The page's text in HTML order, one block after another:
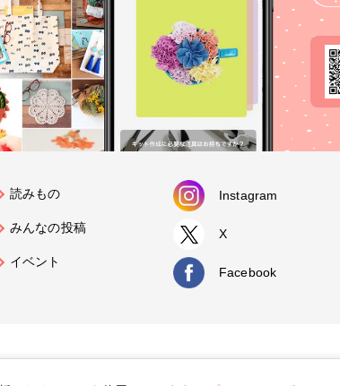
読みもの
みんなの投稿
イベント
Instagram
X
Facebook